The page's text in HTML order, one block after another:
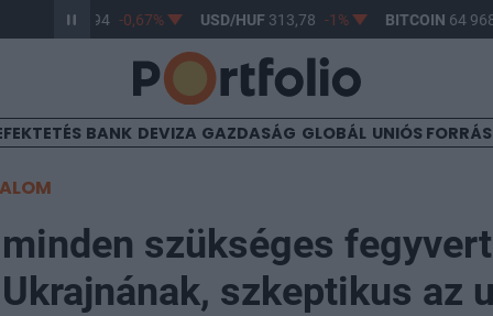
362,94 -0,67% USD/HUF 313,78 -1% BITCOIN64
BANK DEVIZA GAZDASÁG GLOBÁL UNIÓS
szükséges fegyvert
szkeptikus az